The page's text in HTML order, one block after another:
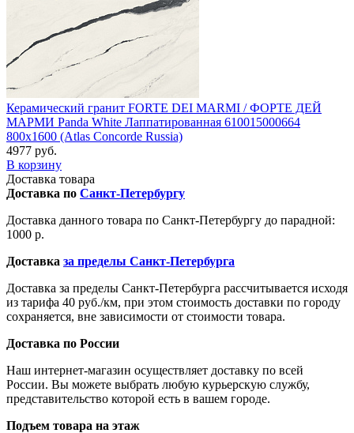
Керамический гранит FORTE DEI MARMI / ФОРТЕ ДЕЙ
МАРМИ Panda White Лаппатированная 610015000664
800x1600 (Atlas Concorde Russia)
4977 руб.
В корзину
Доставка товара
Доставка по Санкт-Петербургу
Доставка данного товара по Санкт-Петербургу до парадной:
1000 р.
Доставка за пределы Санкт-Петербурга
Доставка за пределы Санкт-Петербурга рассчитывается исходя
из тарифа 40 руб./км, при этом стоимость доставки по городу
сохраняется, вне зависимости от стоимости товара.
Доставка по России
Наш интернет-магазин осуществляет доставку по всей
России. Вы можете выбрать любую курьерскую службу,
представительство которой есть в вашем городе.
Подъем товара на этаж